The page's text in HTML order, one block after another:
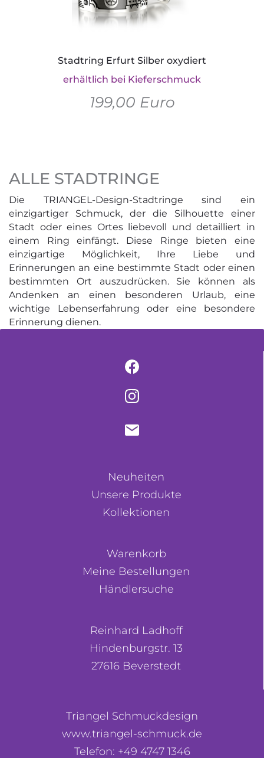
Stadtring Erfurt Silber oxydiert
erhältlich bei Kieferschmuck
199,00 Euro
ALLE STADTRINGE
Die TRIANGEL-Design-Stadtringe sind ein
einzigartiger Schmuck, der die Silhouette einer
Stadt oder eines Ortes liebevoll und detailliert in
einem Ring einfängt. Diese Ringe bieten eine
einzigartige Möglichkeit, Ihre Liebe und
Erinnerungen an eine bestimmte Stadt oder einen
bestimmten Ort auszudrücken. Sie können als
Andenken an einen besonderen Urlaub, eine
wichtige Lebenserfahrung oder eine besondere
Erinnerung dienen.
Neuheiten
Unsere Produkte
Kollektionen
Warenkorb
Meine Bestellungen
Händlersuche
Reinhard Ladhoff
Hindenburgstr. 13
27616 Beverstedt
Triangel Schmuckdesign
www.triangel-schmuck.de
Telefon: +49 4747 1346